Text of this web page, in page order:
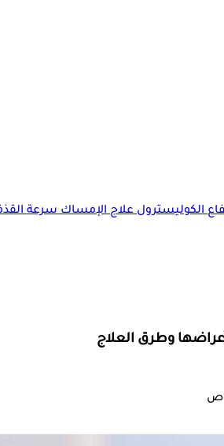
الكوليسترولعلاج الإمساكسرعة
وطرق العلاج